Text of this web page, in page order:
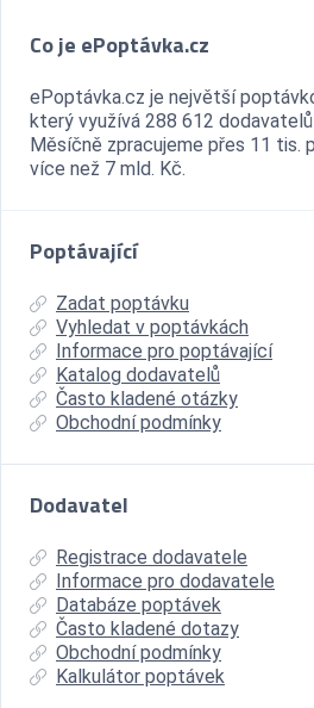
Co je ePoptávka.cz
ePoptávka.cz je největší
který využívá 288 612
Měsíčně zpracujeme přes 11 tis.
více než 7 mld. Kč.
Poptávající
Zadat poptávku
Vyhledat v poptávkách
Informace pro poptávající
Katalog dodavatelů
Často kladené otázky
Obchodní podmínky
Dodavatel
Registrace dodavatele
Informace pro dodavatele
Databáze poptávek
Často kladené dotazy
Obchodní podmínky
Kalkulátor poptávek